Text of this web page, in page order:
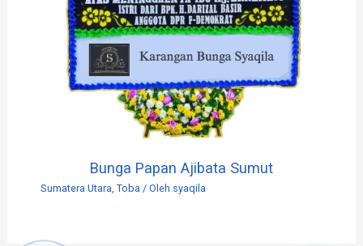
Bunga Papan Ajibata Sumut
Sumatera Utara, Toba/ Oleh syaqila